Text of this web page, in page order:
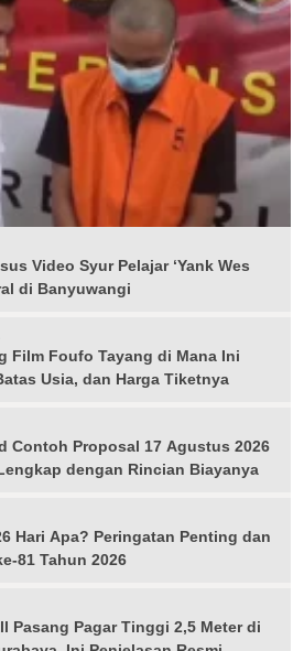
Video Syur Pelajar ‘Yank Wes
di Banyuwangi
Film Foufo Tayang di Mana Ini
Usia, dan Harga Tiketnya
Contoh Proposal 17 Agustus 2026
dengan Rincian Biayanya
Hari Apa? Peringatan Penting dan
81 Tahun 2026
Pasang Pagar Tinggi 2,5 Meter di